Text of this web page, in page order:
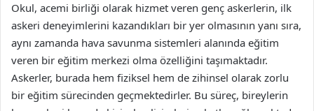
Okul, acemi birliği olarak hizmet veren genç askerlerin, ilk
askeri deneyimlerini kazandıkları bir yer olmasının yanı sıra,
aynı zamanda hava savunma sistemleri alanında eğitim
veren bir eğitim merkezi olma özelliğini taşımaktadır.
Askerler, burada hem fiziksel hem de zihinsel olarak zorlu
bir eğitim sürecinden geçmektedirler. Bu süreç, bireylerin